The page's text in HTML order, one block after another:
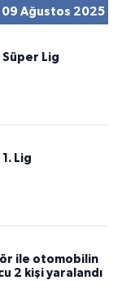
09 Ağustos 2025
Lig
Lig
ile otomobilin
2 kişi yaralandı